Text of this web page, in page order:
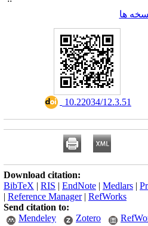
ها
‎ 10.22034/12.3.51
Download citation:
BibTeX | RIS | EndNote | Medlars |
| Reference Manager| RefWorks
Send citation to:
Mendeley
Zotero